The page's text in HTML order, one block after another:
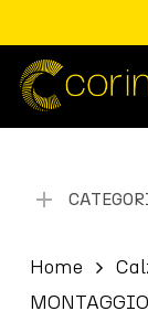
main
content
Ricerca
prodotti
Home